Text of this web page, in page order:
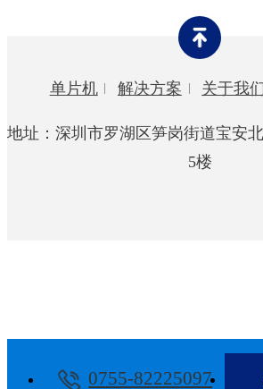
智能家居
宠物用品
单片机 解决方案 关于我们
地址：深圳市罗湖区笋岗街道宝安
5楼
0755-82225097